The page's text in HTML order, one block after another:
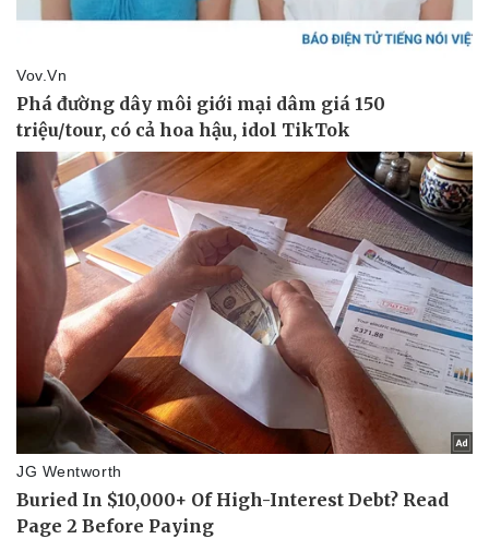
Tin nóng
Việt Nam
Phân tích